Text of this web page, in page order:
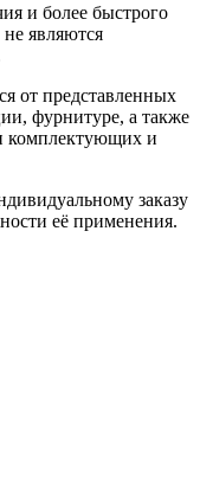
и более быстрого
не являются
от представленных
фурнитуре, а также
комплектующих и
заказу
её применения.